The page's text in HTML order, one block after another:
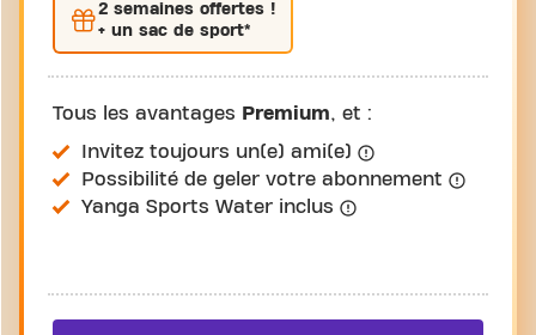
2 semaines offertes !
+ un sac de sport*
Tous les avantages Premium, et :
Invitez toujours un(e) ami(e)
Possibilité de geler votre abonnement
Yanga Sports Water inclus